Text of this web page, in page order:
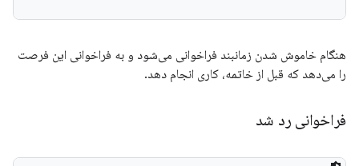
هنگام خاموش شدن زمانبند فراخوانی می‌شود و به فراخوانی این فرصت
را می‌دهد که قبل از خاتمه، کاری انجام دهد.
فراخوانی رد شد